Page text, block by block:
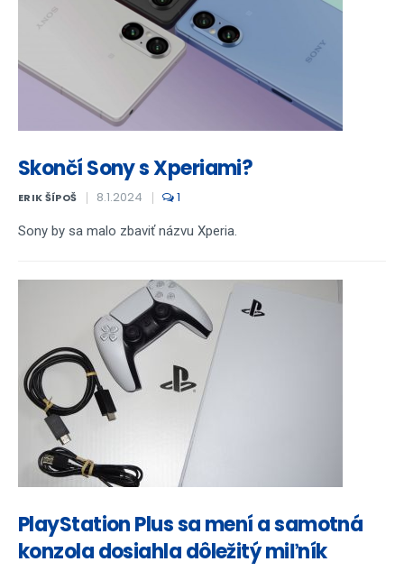
Skončí Sony s Xperiami?
ERIK ŠÍPOŠ 8.1.2024 1
Sony by sa malo zbaviť názvu Xperia.
PlayStation Plus sa mení a samotná
konzola dosiahla dôležitý miľník